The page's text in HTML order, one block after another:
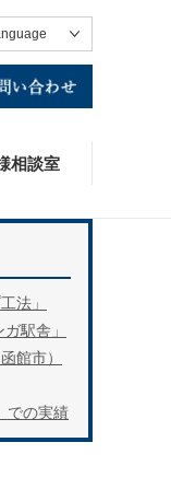
相談室
法」
駅舎」
館市）
での実績